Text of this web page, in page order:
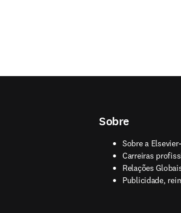
Sobre
Sobre a Elsevier
Carreiras
Relações
Publicidade,
opens in new